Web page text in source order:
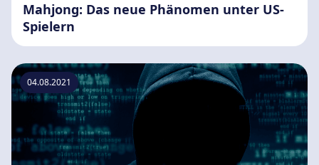
Mahjong: Das neue Phänomen unter US-
Spielern
04.08.2021